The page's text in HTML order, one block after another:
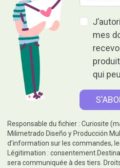
mes
qui
Responsable du fichier : Curiosite
Milimetrado Diseño y Producción
d'information sur les commandes,
Légitimation :
sera communiquée à des tiers.